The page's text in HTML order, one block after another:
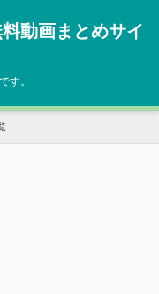
動画まとめサイ
す。